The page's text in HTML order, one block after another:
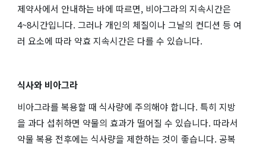
제약사에서 안내하는 바에 따르면, 비아그라의 지속시간은
4~8시간입니다. 그러나 개인의 체질이나 그날의 컨디션 등 여
러 요소에 따라 약효 지속시간은 다를 수 있습니다.
식사와 비아그라
비아그라를 복용할 때 식사량에 주의해야 합니다. 특히 지방
을 과다 섭취하면 약물의 효과가 떨어질 수 있습니다. 따라서
약물 복용 전후에는 식사량을 제한하는 것이 좋습니다. 공복